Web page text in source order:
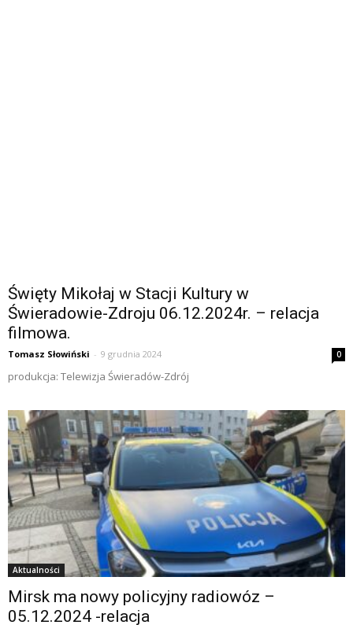
Święty Mikołaj w Stacji Kultury w
Świeradowie-Zdroju 06.12.2024r. – relacja
filmowa.
Tomasz Słowiński - 9 grudnia 2024 0
produkcja: Telewizja Świeradów-Zdrój
Aktualności
Mirsk ma nowy policyjny radiowóz –
05.12.2024 -relacja